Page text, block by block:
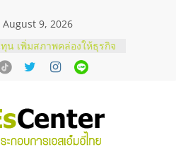
August 9, 2026
น เพิ่มสภาพคล่องให้ธุรกิจ
านฉลุย
ลน์ โอกาสบริหารสถานี
Meet Up จับคู่แฟรน
สียงคุณภาพสูง พร้อม